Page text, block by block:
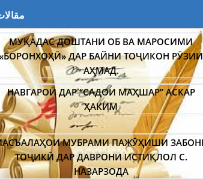
НАВГАРОӢ ДАР “САДОИ МАҲШАР” АСКАР
ҲАКИМ
МАСЪАЛАҲОИ МУБРАМИ ПАЖӮҲИШИ ЗАБОНИ
ТОҶИКӢ ДАР ДАВРОНИ ИСТИҚЛОЛ С.
НАЗАРЗОДА
ҶОЙГОҲИ ЗАН ДАР ЗАРБУЛМАСАЛ ВА
МАҚОЛҲОИ ТОҶИКӢ